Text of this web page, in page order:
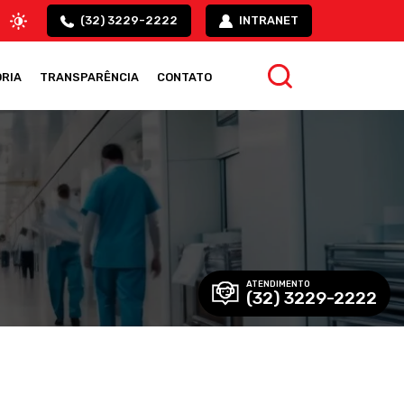
ATENDIMENTO
(32) 3229-2222
(32) 3229-2222 INTRANET
TRANSPARÊNCIA CONTATO